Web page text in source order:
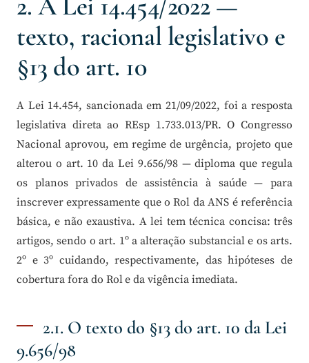
2. A Lei 14.454/2022 —
texto, racional legislativo e
§13 do art. 10
A Lei 14.454, sancionada em 21/09/2022, foi a resposta
legislativa direta ao REsp 1.733.013/PR. O Congresso
Nacional aprovou, em regime de urgência, projeto que
alterou o art. 10 da Lei 9.656/98 — diploma que regula
os planos privados de assistência à saúde — para
inscrever expressamente que o Rol da ANS é referência
básica, e não exaustiva. A lei tem técnica concisa: três
artigos, sendo o art. 1º a alteração substancial e os arts.
2º e 3º cuidando, respectivamente, das hipóteses de
cobertura fora do Rol e da vigência imediata.
2.1. O texto do §13 do art. 10 da Lei
9.656/98